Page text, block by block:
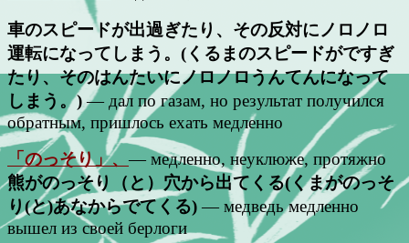
車のスピードが出過ぎたり、その反対にノロノロ
運転になってしまう。(くるまのスピードがですぎ
たり、そのはんたいにノロノロうんてんになって
しまう。)— дал по газам, но результат получился
обратным, пришлось ехать медленно
「のっそり」、 — медленно, неуклюже, протяжно
熊がのっそり（と）穴から出てくる(くまがのっそ
り(と)あなからでてくる) — медведь медленно
вышел из своей берлоги